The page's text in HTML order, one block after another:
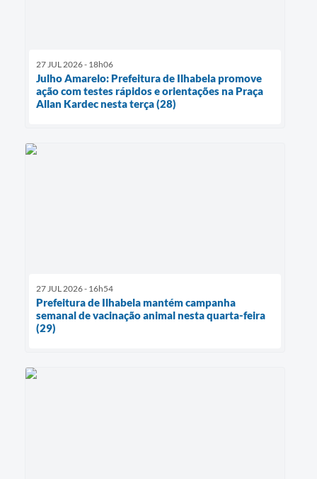
27 JUL 2026 - 18h06
Julho Amarelo: Prefeitura de Ilhabela promove
ação com testes rápidos e orientações na Praça
Allan Kardec nesta terça (28)
27 JUL 2026 - 16h54
Prefeitura de Ilhabela mantém campanha
semanal de vacinação animal nesta quarta-feira
(29)